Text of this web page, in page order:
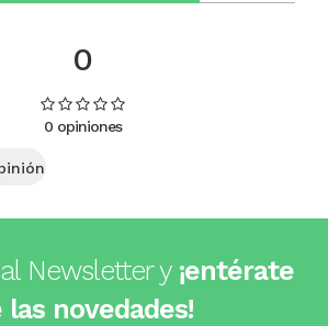
0
0 opiniones
Newsletter y ¡entérate
las novedades!